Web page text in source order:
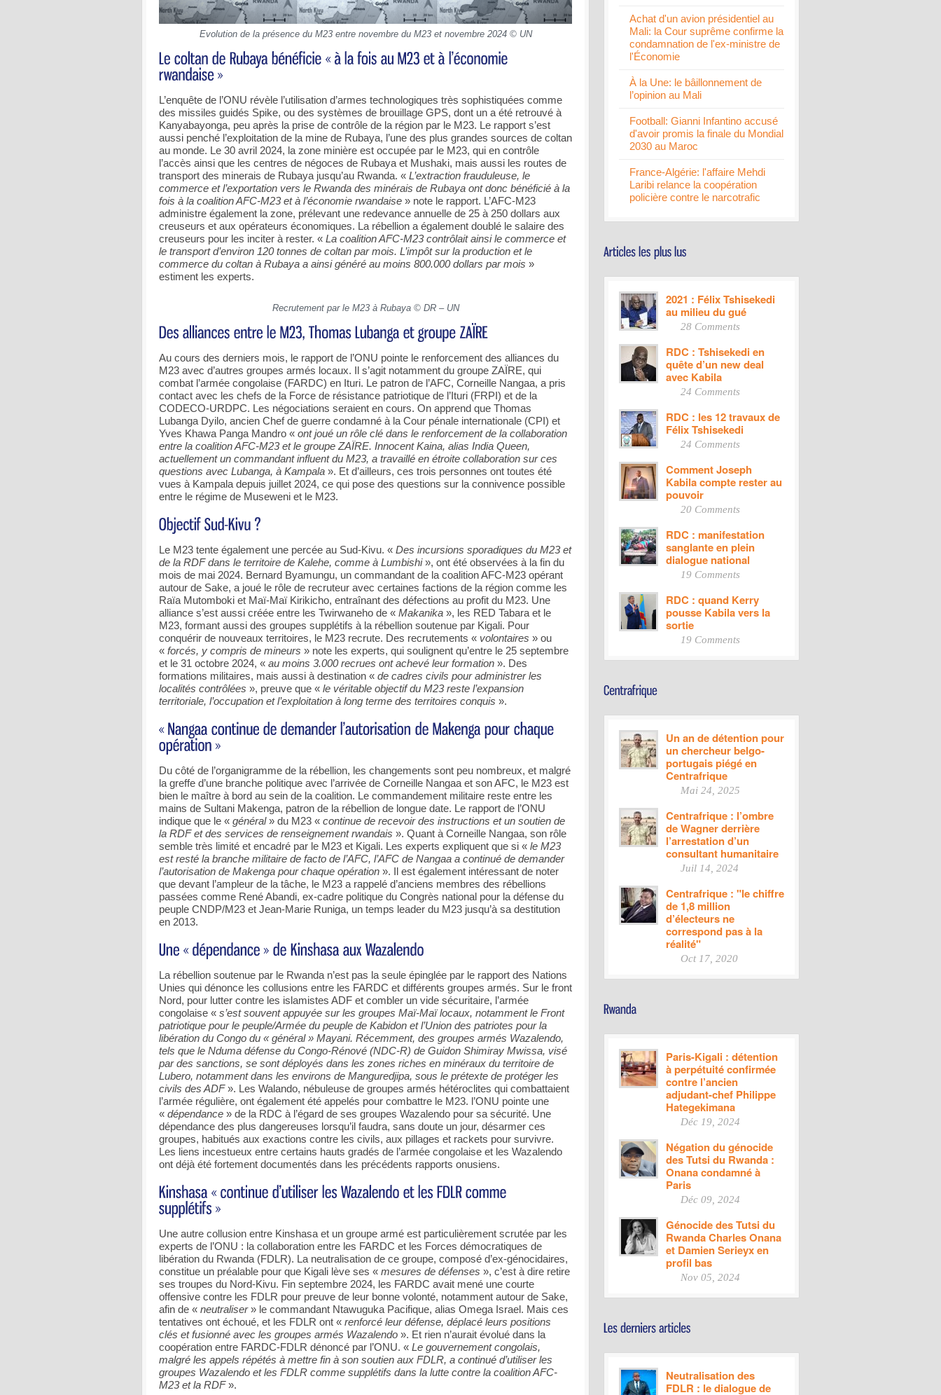
Evolution de la présence du M23 entre novembre du M23 et novembre 2024 © UN
L’enquête de l’ONU révèle l’utilisation d’armes technologiques très sophistiquées comme
des missiles guidés Spike, ou des systèmes de brouillage GPS, dont un a été retrouvé à
Kanyabayonga, peu après la prise de contrôle de la région par le M23. Le rapport s’est
aussi penché l’exploitation de la mine de Rubaya, l’une des plus grandes sources de coltan
au monde. Le 30 avril 2024, la zone minière est occupée par le M23, qui en contrôle
l’accès ainsi que les centres de négoces de Rubaya et Mushaki, mais aussi les routes de
transport des minerais de Rubaya jusqu’au Rwanda. « L’extraction frauduleuse, le
commerce et l’exportation vers le Rwanda des minérais de Rubaya ont donc bénéficié à la
fois à la coalition AFC-M23 et à l’économie rwandaise » note le rapport. L’AFC-M23
administre également la zone, prélevant une redevance annuelle de 25 à 250 dollars aux
creuseurs et aux opérateurs économiques. La rébellion a également doublé le salaire des
creuseurs pour les inciter à rester. « La coalition AFC-M23 contrôlait ainsi le commerce et
le transport d’environ 120 tonnes de coltan par mois. L’impôt sur la production et le
commerce du coltan à Rubaya a ainsi généré au moins 800.000 dollars par mois »
estiment les experts.
Recrutement par le M23 à Rubaya © DR – UN
Au cours des derniers mois, le rapport de l’ONU pointe le renforcement des alliances du
M23 avec d’autres groupes armés locaux. Il s’agit notamment du groupe ZAÏRE, qui
combat l’armée congolaise (FARDC) en Ituri. Le patron de l’AFC, Corneille Nangaa, a pris
contact avec les chefs de la Force de résistance patriotique de l’Ituri (FRPI) et de la
CODECO-URDPC. Les négociations seraient en cours. On apprend que Thomas
Lubanga Dyilo, ancien Chef de guerre condamné à la Cour pénale internationale (CPI) et
Yves Khawa Panga Mandro « ont joué un rôle clé dans le renforcement de la collaboration
entre la coalition AFC-M23 et le groupe ZAÏRE. Innocent Kaina, alias India Queen,
actuellement un commandant influent du M23, a travaillé en étroite collaboration sur ces
questions avec Lubanga, à Kampala ». Et d’ailleurs, ces trois personnes ont toutes été
vues à Kampala depuis juillet 2024, ce qui pose des questions sur la connivence possible
entre le régime de Museweni et le M23.
Le M23 tente également une percée au Sud-Kivu. « Des incursions sporadiques du M23 et
de la RDF dans le territoire de Kalehe, comme à Lumbishi», ont été observées à la fin du
mois de mai 2024. Bernard Byamungu, un commandant de la coalition AFC-M23 opérant
autour de Sake, a joué le rôle de recruteur avec certaines factions de la région comme les
Raïa Mutomboki et Maï-Maï Kirikicho, entraînant des défections au profit du M23. Une
alliance s’est aussi créée entre les Twirwaneho de « Makanika », les RED Tabara et le
M23, formant aussi des groupes supplétifs à la rébellion soutenue par Kigali. Pour
conquérir de nouveaux territoires, le M23 recrute. Des recrutements « volontaires » ou
« forcés, y compris de mineurs » note les experts, qui soulignent qu’entre le 25 septembre
et le 31 octobre 2024, « au moins 3.000 recrues ont achevé leur formation ». Des
formations militaires, mais aussi à destination « de cadres civils pour administrer les
localités contrôlées », preuve que « le véritable objectif du M23 reste l’expansion
territoriale, l’occupation et l’exploitation à long terme des territoires conquis ».
Du côté de l’organigramme de la rébellion, les changements sont peu nombreux, et malgré
la greffe d’une branche politique avec l’arrivée de Corneille Nangaa et son AFC, le M23 est
bien le maître à bord au sein de la coalition. Le commandement militaire reste entre les
mains de Sultani Makenga, patron de la rébellion de longue date. Le rapport de l’ONU
indique que le « général» du M23 « continue de recevoir des instructions et un soutien de
la RDF et des services de renseignement rwandais ». Quant à Corneille Nangaa, son rôle
semble très limité et encadré par le M23 et Kigali. Les experts expliquent que si « le M23
est resté la branche militaire de facto de l’AFC, l’AFC de Nangaa a continué de demander
l’autorisation de Makenga pour chaque opération ». Il est également intéressant de noter
que devant l’ampleur de la tâche, le M23 a rappelé d’anciens membres des rébellions
passées comme René Abandi, ex-cadre politique du Congrès national pour la défense du
peuple CNDP/M23 et Jean-Marie Runiga, un temps leader du M23 jusqu’à sa destitution
en 2013.
La rébellion soutenue par le Rwanda n’est pas la seule épinglée par le rapport des Nations
Unies qui dénonce les collusions entre les FARDC et différents groupes armés. Sur le front
Nord, pour lutter contre les islamistes ADF et combler un vide sécuritaire, l’armée
congolaise « s’est souvent appuyée sur les groupes Maï-Maï locaux, notamment le Front
patriotique pour le peuple/Armée du peuple de Kabidon et l’Union des patriotes pour la
libération du Congo du « général » Mayani. Récemment, des groupes armés Wazalendo,
tels que le Nduma défense du Congo-Rénové (NDC-R) de Guidon Shimiray Mwissa, visé
par des sanctions, se sont déployés dans les zones riches en minéraux du territoire de
Lubero, notamment dans les environs de Manguredjipa, sous le prétexte de protéger les
civils des ADF». Les Walando, nébuleuse de groupes armés hétéroclites qui combattaient
l’armée régulière, ont également été appelés pour combattre le M23. l’ONU pointe une
« dépendance » de la RDC à l’égard de ses groupes Wazalendo pour sa sécurité. Une
dépendance des plus dangereuses lorsqu’il faudra, sans doute un jour, désarmer ces
groupes, habitués aux exactions contre les civils, aux pillages et rackets pour survivre.
Les liens incestueux entre certains hauts gradés de l’armée congolaise et les Wazalendo
ont déjà été fortement documentés dans les précédents rapports onusiens.
Une autre collusion entre Kinshasa et un groupe armé est particulièrement scrutée par les
experts de l’ONU : la collaboration entre les FARDC et les Forces démocratiques de
libération du Rwanda (FDLR). La neutralisation de ce groupe, composé d’ex-génocidaires,
constitue un préalable pour que Kigali lève ses « mesures de défenses », c’est à dire retire
ses troupes du Nord-Kivu. Fin septembre 2024, les FARDC avait mené une courte
offensive contre les FDLR pour preuve de leur bonne volonté, notamment autour de Sake,
afin de « neutraliser» le commandant Ntawuguka Pacifique, alias Omega Israel. Mais ces
tentatives ont échoué, et les FDLR ont « renforcé leur défense, déplacé leurs positions
clés et fusionné avec les groupes armés Wazalendo ». Et rien n’aurait évolué dans la
coopération entre FARDC-FDLR dénoncé par l’ONU. « Le gouvernement congolais,
malgré les appels répétés à mettre fin à son soutien aux FDLR, a continué d’utiliser les
groupes Wazalendo et les FDLR comme supplétifs dans la lutte contre la coalition AFC-
M23 et la RDF».
Achat d'un avion présidentiel au
Mali: la Cour suprême confirme la
condamnation de l'ex-ministre de
l'Économie
À la Une: le bâillonnement de
l’opinion au Mali
Football: Gianni Infantino accusé
d'avoir promis la finale du Mondial
2030 au Maroc
France-Algérie: l'affaire Mehdi
Laribi relance la coopération
policière contre le narcotrafic
2021 : Félix Tshisekedi
au milieu du gué
28 Comments
RDC : Tshisekedi en
quête d’un new deal
avec Kabila
24 Comments
RDC : les 12 travaux de
Félix Tshisekedi
24 Comments
Comment Joseph
Kabila compte rester au
pouvoir
20 Comments
RDC : manifestation
sanglante en plein
dialogue national
19 Comments
RDC : quand Kerry
pousse Kabila vers la
sortie
19 Comments
Un an de détention pour
un chercheur belgo-
portugais piégé en
Centrafrique
Mai 24, 2025
Centrafrique : l’ombre
de Wagner derrière
l’arrestation d’un
consultant humanitaire
Juil 14, 2024
Centrafrique : "le chiffre
de 1,8 million
d’électeurs ne
correspond pas à la
réalité"
Oct 17, 2020
Paris-Kigali : détention
à perpétuité confirmée
contre l’ancien
adjudant-chef Philippe
Hategekimana
Déc 19, 2024
Négation du génocide
des Tutsi du Rwanda :
Onana condamné à
Paris
Déc 09, 2024
Génocide des Tutsi du
Rwanda Charles Onana
et Damien Serieyx en
profil bas
Nov 05, 2024
Neutralisation des
FDLR : le dialogue de